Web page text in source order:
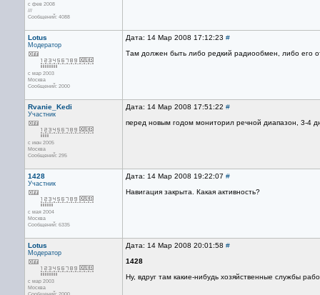
с фев 2008
///
Сообщений: 4088
Lotus
Модератор
с мар 2003
Москва
Сообщений: 2000
Дата: 14 Мар 2008 17:12:23 #
Там должен быть либо редкий радиообмен, либо его
Rvanie_Kedi
Участник
с июн 2005
Москва
Сообщений: 295
Дата: 14 Мар 2008 17:51:22 #
перед новым годом мониторил речной диапазон, 3-4
1428
Участник
с мая 2004
Москва
Сообщений: 6335
Дата: 14 Мар 2008 19:22:07 #
Навигация закрыта. Какая активность?
Lotus
Модератор
с мар 2003
Москва
Дата: 14 Мар 2008 20:01:58 #
1428
Ну, вдруг там какие-нибудь хозяйственные службы